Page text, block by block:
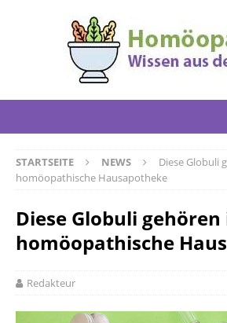
STARTSEITE NEWS
Diese Globuli
homöopathische Hausapotheke
Diese Globuli
homöopathische
Redakteur